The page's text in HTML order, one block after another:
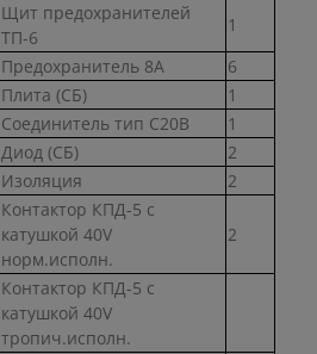
Щит предохранителей
ТП-6
1
Предохранитель 8А
6
Плита (СБ)
1
Соединитель тип С20В
1
Диод (СБ)
2
Изоляция 2
Контактор КПД-5 с
катушкой 40V
норм.исполн.
2
Контактор КПД-5 с
катушкой 40V
тропич.исполн.